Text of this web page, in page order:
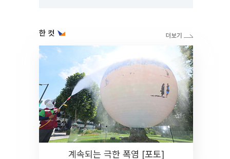
한 컷
계속되는 극한 폭염 [포토]